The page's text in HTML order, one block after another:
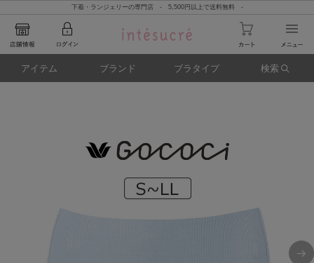
下着・ランジェリーの専門店 - 5,500円以上で送料無料 -
アイテム ブランド ブラタイプ 検索